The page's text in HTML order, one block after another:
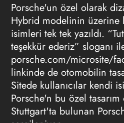
Porsche'un özel olarak
Hybrid modelinin üzerine
isimleri tek tek yazıldı.
teşekkür ederiz” sloganı
porsche.com/microsite/
linkinde de otomobilin
Sitede kullanıcılar kendi
Porsche'n bu özel
Stuttgart'ta bulunan